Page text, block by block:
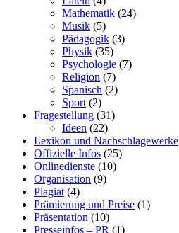
Mathematik (24)
Musik (5)
Pädagogik (3)
Physik (35)
Psychologie (7)
Religion (7)
Spanisch (2)
Sport(2)
Fragestellung (31)
Ideen (22)
Lexikon und Nachschlagewerke
Offizielle Infos (25)
Onlinedienste (10)
Organisation (9)
Plagiat(4)
Prämierung und Preise (1)
Präsentation (10)
Presseinfos – PR (1)